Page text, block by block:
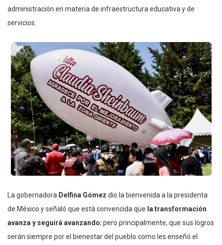
administración en materia de infraestructura educativa y de
servicios.
La gobernadora Delfina Gómez dio la bienvenida a la presidenta
de México y señaló que está convencida que la transformación
avanza y seguirá avanzando; pero principalmente, que sus logros
serán siempre por el bienestar del pueblo como les enseñó el